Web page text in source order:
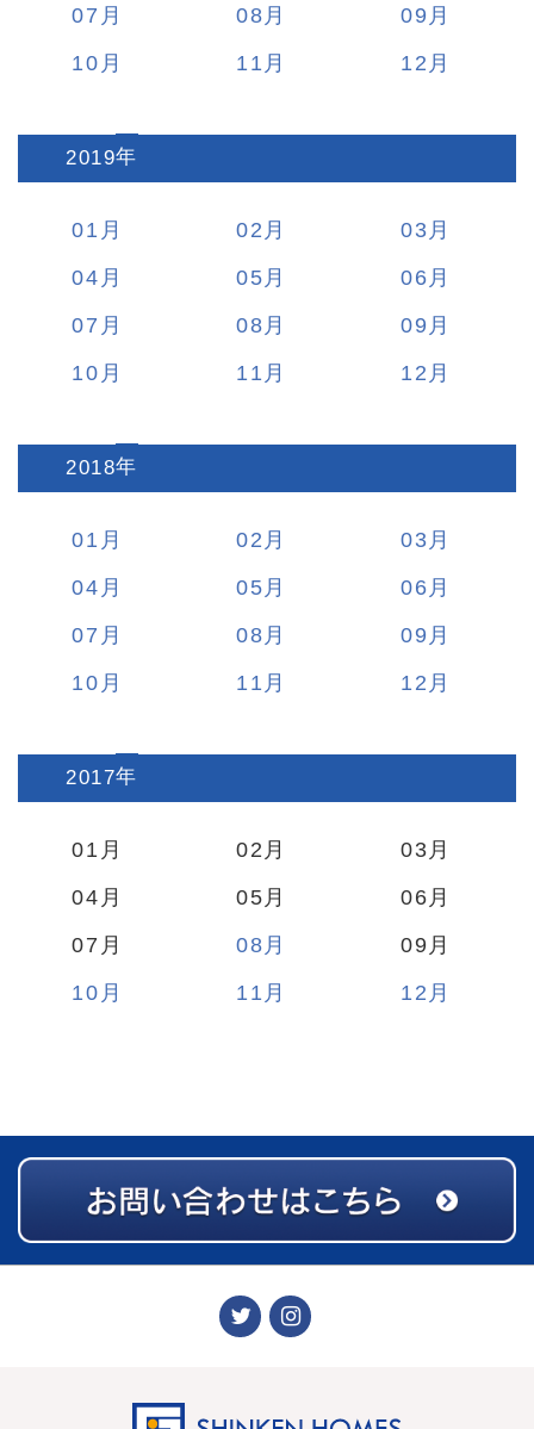
07
08
09
10
11 12
2019:
01 02
03
04
05
06
07
08
09
10
11 12
2018:
01 02
03
04
05
06
07
08
09
10
11 12
2017:
01 02
03
04
05
06
07
08
09
10
11 12